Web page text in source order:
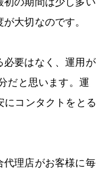
大切なのです。
必要はなく、運用が
だと思います。運
にコンタクトをとる
代理店がお客様に毎